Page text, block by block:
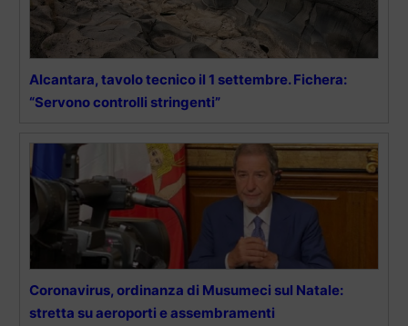
Alcantara, tavolo tecnico il 1 settembre. Fichera:
“Servono controlli stringenti”
Coronavirus, ordinanza di Musumeci sul Natale:
stretta su aeroporti e assembramenti